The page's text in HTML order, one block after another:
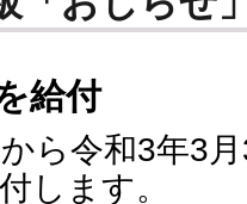
給付
ら令和3年3
します。